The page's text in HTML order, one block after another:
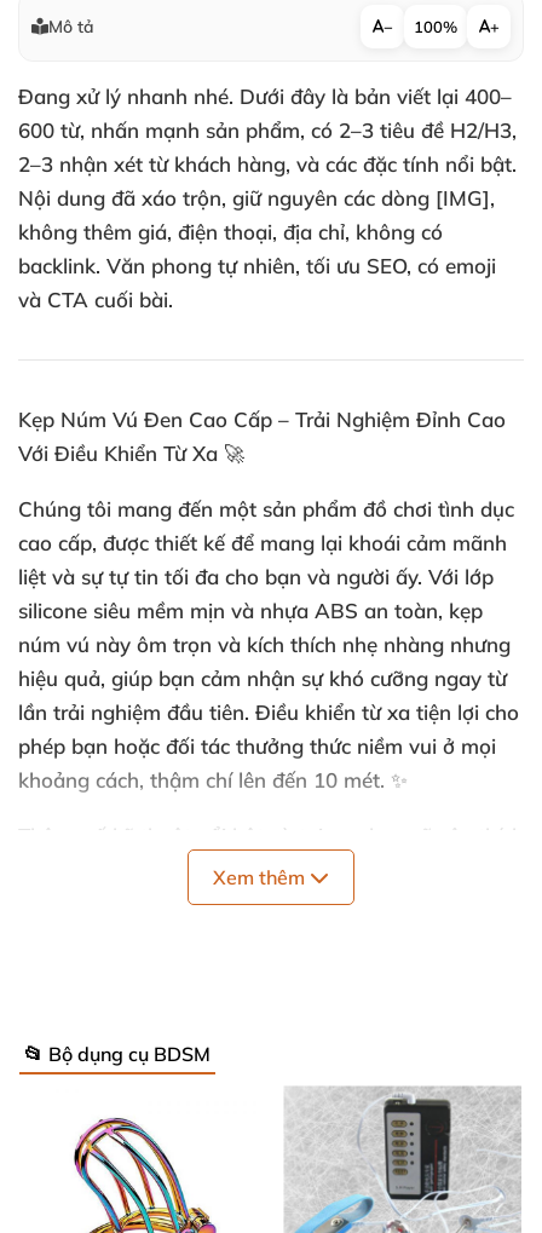
Mô tả − 100% +
Đang xử lý nhanh nhé. Dưới đây là bản viết lại 400–
600 từ, nhấn mạnh sản phẩm, có 2–3 tiêu đề H2/H3,
2–3 nhận xét từ khách hàng, và các đặc tính nổi bật.
Nội dung đã xáo trộn, giữ nguyên các dòng [IMG],
không thêm giá, điện thoại, địa chỉ, không có
backlink. Văn phong tự nhiên, tối ưu SEO, có emoji
và CTA cuối bài.
Kẹp Núm Vú Đen Cao Cấp – Trải Nghiệm Đỉnh Cao
Với Điều Khiển Từ Xa 🚀
Chúng tôi mang đến một sản phẩm đồ chơi tình dục
cao cấp, được thiết kế để mang lại khoái cảm mãnh
liệt và sự tự tin tối đa cho bạn và người ấy. Với lớp
silicone siêu mềm mịn và nhựa ABS an toàn, kẹp
núm vú này ôm trọn và kích thích nhẹ nhàng nhưng
hiệu quả, giúp bạn cảm nhận sự khó cưỡng ngay từ
lần trải nghiệm đầu tiên. Điều khiển từ xa tiện lợi cho
phép bạn hoặc đối tác thưởng thức niềm vui ở mọi
khoảng cách, thậm chí lên đến 10 mét. ✨
Thông số kỹ thuật nổi bật và tại sao bạn sẽ yêu thích
Màu sắc: Đen huyền bí, tăng nét quyến rũ và
sang trọng cho mọi khoảnh khắc riêng tư.
Kích thước: Dài 6.25 cm, rộng 2.5 cm – vừa vặn,
dễ thao tác cho cả người mới và người đã có kinh
Xem thêm
📂 Bộ dụng cụ BDSM